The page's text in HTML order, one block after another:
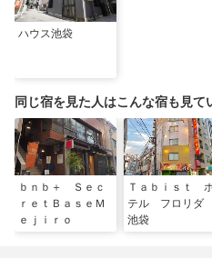
ハウス池袋
同じ宿を見た人はこんな宿も見て
ｂｎｂ＋ Ｓｅｃ
ｒｅｔＢａｓｅＭ
ｅｊｉｒｏ
Ｔａｂｉｓｔ
テル フロリダ
池袋